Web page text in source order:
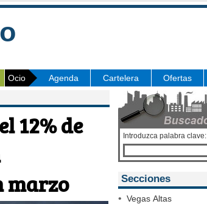
Ocio Agenda Cartelera Ofertas
12% de
marzo
Introduzca palabra clave:
Secciones
• Vegas Altas